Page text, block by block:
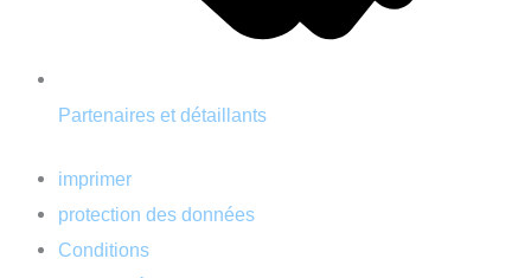
Partenaires et détaillants
imprimer
protection des données
Conditions